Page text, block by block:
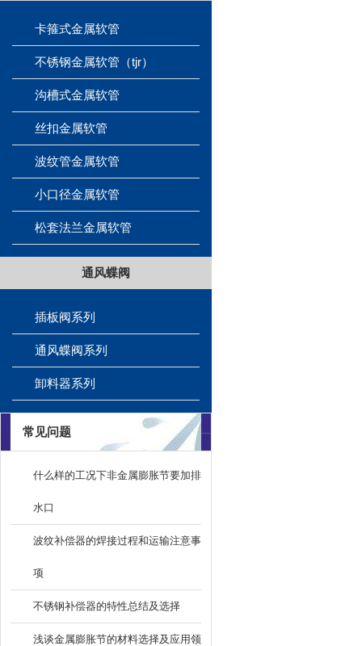
卡箍式金属软管
不锈钢金属软管（tjr）
沟槽式金属软管
丝扣金属软管
波纹管金属软管
小口径金属软管
松套法兰金属软管
通风蝶阀
插板阀系列
通风蝶阀系列
卸料器系列
常见问题
什么样的工况下非金属膨胀节要加排
水口
波纹补偿器的焊接过程和运输注意事
项
不锈钢补偿器的特性总结及选择
浅谈金属膨胀节的材料选择及应用领